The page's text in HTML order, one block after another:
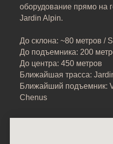
оборудование прямо на
Jardin Alpin.
До склона: ~80 метров /
До подъемника: 200
До центра: 450 метров
Ближайшая трасса:
Ближайший подъемник:
Chenus